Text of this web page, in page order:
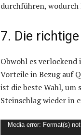
durchführen,
7. Die
Obwohl es
Vorteile in Bezug auf
ist die beste Wahl, um
Steinschlag wieder in
Media error: Format(s)